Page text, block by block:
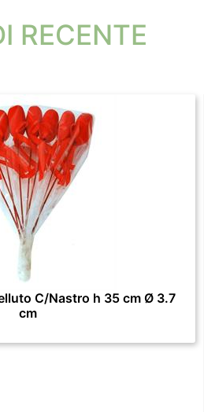
RECENTE
C/Nastro h 35 cm Ø 3.7
cm